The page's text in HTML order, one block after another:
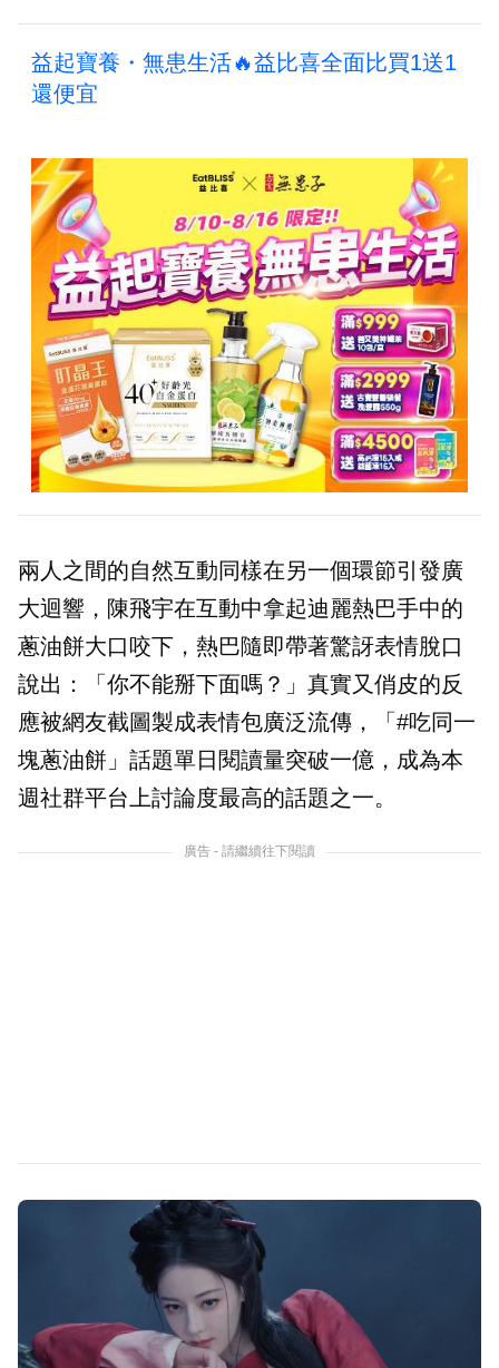
益起寶養・無患生活🔥益比喜全面比買1送1
還便宜
兩人之間的自然互動同樣在另一個環節引發廣
大迴響，陳飛宇在互動中拿起迪麗熱巴手中的
蔥油餅大口咬下，熱巴隨即帶著驚訝表情脫口
說出：「你不能掰下面嗎？」真實又俏皮的反
應被網友截圖製成表情包廣泛流傳，「#吃同一
塊蔥油餅」話題單日閱讀量突破一億，成為本
週社群平台上討論度最高的話題之一。
廣告 - 請繼續往下閱讀